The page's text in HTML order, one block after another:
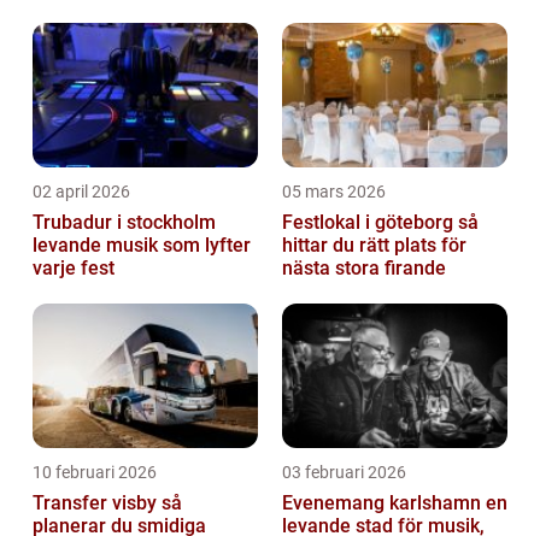
02 april 2026
Trubadur i stockholm
levande musik som lyfter
varje fest
05 mars 2026
Festlokal i göteborg så
hittar du rätt plats för
nästa stora firande
10 februari 2026
Transfer visby så
planerar du smidiga
03 februari 2026
Evenemang karlshamn en
levande stad för musik,